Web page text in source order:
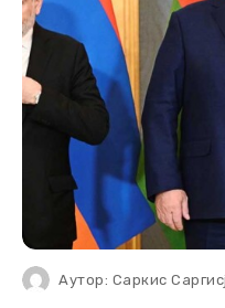
Аутор: Саркис